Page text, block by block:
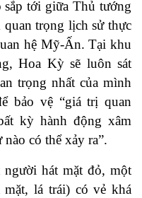
tới giữa Thủ tướng
trọng lịch sử thực
hệ Mỹ-Ấn. Tại khu
Hoa Kỳ sẽ luôn sát
trọng nhất của mình
bảo vệ “giá trị quan
kỳ hành động xâm
có thể xảy ra”.
hát mặt đỏ, một
mặt, lá trái) có vẻ khá